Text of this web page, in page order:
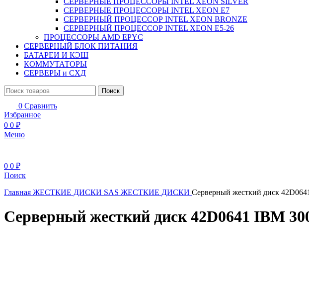
СЕРВЕРНЫЕ ПРОЦЕССОРЫ INTEL XEON Е7
СЕРВЕРНЫЙ ПРОЦЕССОР INTEL XEON BRONZE
СЕРВЕРНЫЙ ПРОЦЕССОР INTEL XEON Е5-26
ПРОЦЕССОРЫ AMD EPYC
СЕРВЕРНЫЙ БЛОК ПИТАНИЯ
БАТАРЕИ И КЭШ
КОММУТАТОРЫ
СЕРВЕРЫ и СХД
Поиск
0 Сравнить
Избранное
0 0 ₽
Меню
0 0 ₽
Поиск
Главная ЖЕСТКИЕ ДИСКИ SAS ЖЕСТКИЕ ДИСКИ Серверный жесткий диск
Серверный жесткий диск 42D0641 IBM